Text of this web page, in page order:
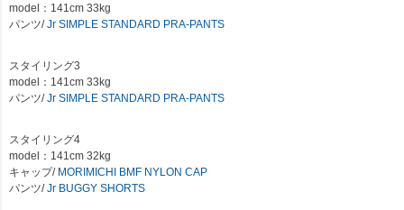
model：141cm 33kg
パンツ/Jr SIMPLE STANDARD PRA-PANTS
スタイリング3
model：141cm 33kg
パンツ/Jr SIMPLE STANDARD PRA-PANTS
スタイリング4
model：141cm 32kg
キャップ/MORIMICHI BMF NYLON CAP
パンツ/Jr BUGGY SHORTS